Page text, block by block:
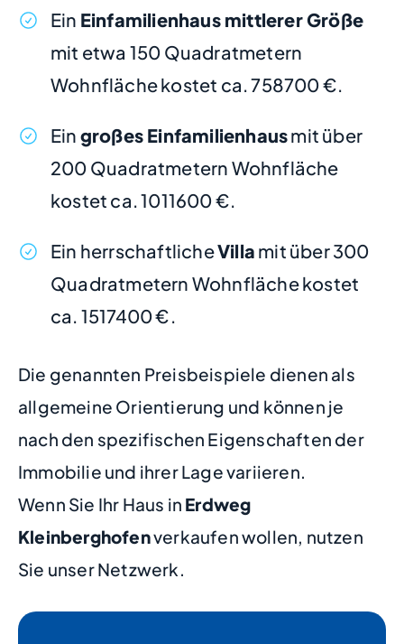
Ein Einfamilienhaus mittlerer Größe
mit etwa 150 Quadratmetern
Wohnfläche kostet ca. 758700 €.
Ein großes Einfamilienhausmit über
200 Quadratmetern Wohnfläche
kostet ca. 1011600 €.
Ein herrschaftlicheVilla mit über 300
Quadratmetern Wohnfläche kostet
ca. 1517400 €.
Die genannten Preisbeispiele dienen als
allgemeine Orientierung und können je
nach den spezifischen Eigenschaften der
Immobilie und ihrer Lage variieren.
Wenn Sie Ihr Haus in Erdweg
Kleinberghofenverkaufen wollen, nutzen
Sie unser Netzwerk.